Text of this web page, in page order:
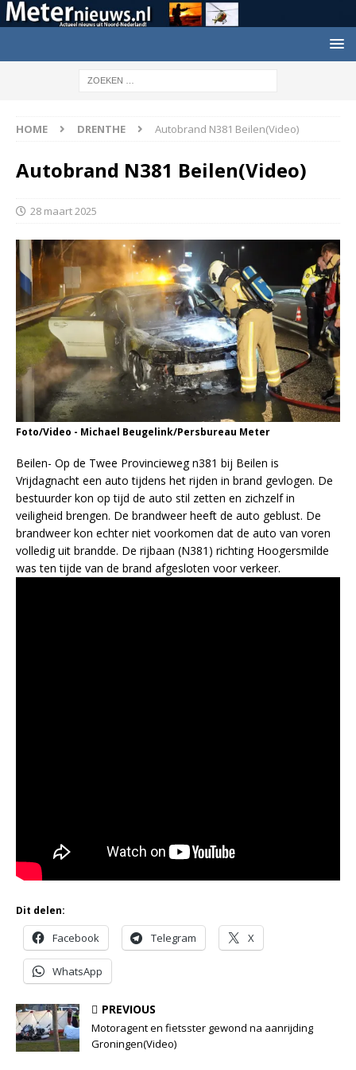
HOME DRENTHE Autobrand N381 Beilen(Video)
Autobrand N381 Beilen(Video)
28 maart 2025
Foto/Video - Michael Beugelink/Persbureau Meter
Beilen- Op de Twee Provincieweg n381 bij Beilen is
Vrijdagnacht een auto tijdens het rijden in brand gevlogen. De
bestuurder kon op tijd de auto stil zetten en zichzelf in
veiligheid brengen. De brandweer heeft de auto geblust. De
brandweer kon echter niet voorkomen dat de auto van voren
volledig uit brandde. De rijbaan (N381) richting Hoogersmilde
was ten tijde van de brand afgesloten voor verkeer.
Dit delen:
Facebook Telegram X
WhatsApp
PREVIOUS
Motoragent en fietsster gewond na aanrijding
Groningen(Video)